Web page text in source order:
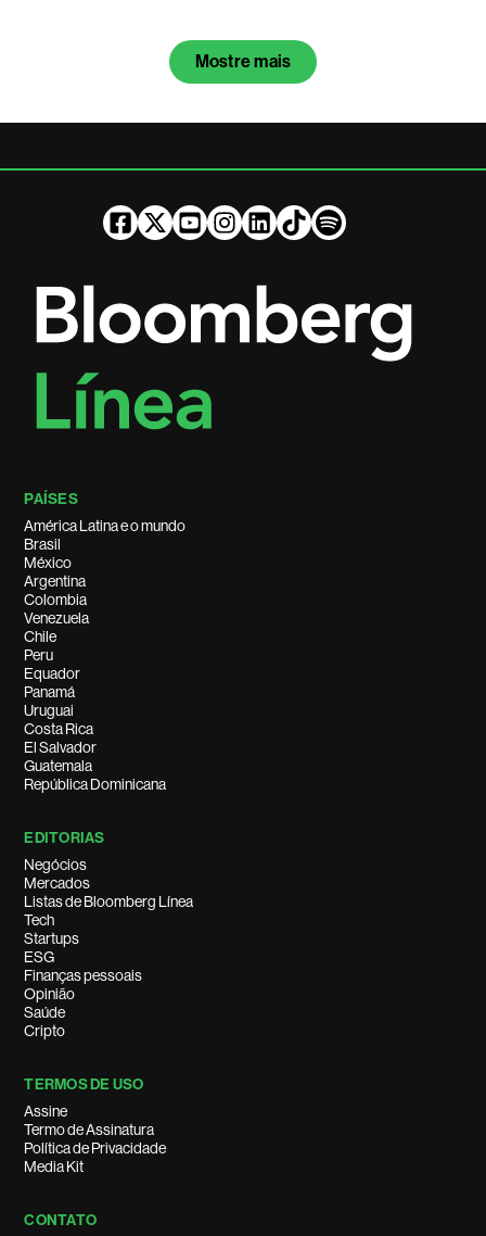
Mostre mais
PAÍSES
América Latina e o mundo
Brasil
México
Argentina
Colombia
Venezuela
Chile
Peru
Equador
Panamá
Uruguai
Costa Rica
El Salvador
Guatemala
República Dominicana
EDITORIAS
Negócios
Mercados
Listas de Bloomberg Línea
Tech
Startups
ESG
Finanças pessoais
Opinião
Saúde
Cripto
TERMOS DE USO
Assine
Termo de Assinatura
Política de Privacidade
Media Kit
CONTATO